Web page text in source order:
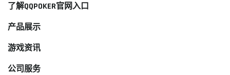
了解QQPOKER官网入口
产品展示
游戏资讯
公司服务